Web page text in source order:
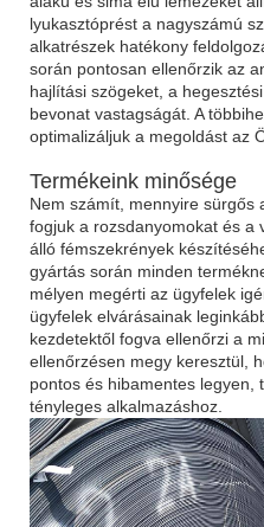
lyukasztóprést a nagyszámú
alkatrészek hatékony
során pontosan ellenőrzik az
hajlítási szögeket, a
bevonat vastagságát. A
optimalizáljuk a megoldást az
Termékeink minősége
Nem számít, mennyire sürgős
fogjuk a rozsdanyomokat és a
álló fémszekrények
gyártás során minden
mélyen megérti az ügyfelek
ügyfelek elvárásainak
kezdetektől fogva ellenőrzi a
ellenőrzésen megy keresztül,
pontos és hibamentes legyen,
tényleges alkalmazáshoz.